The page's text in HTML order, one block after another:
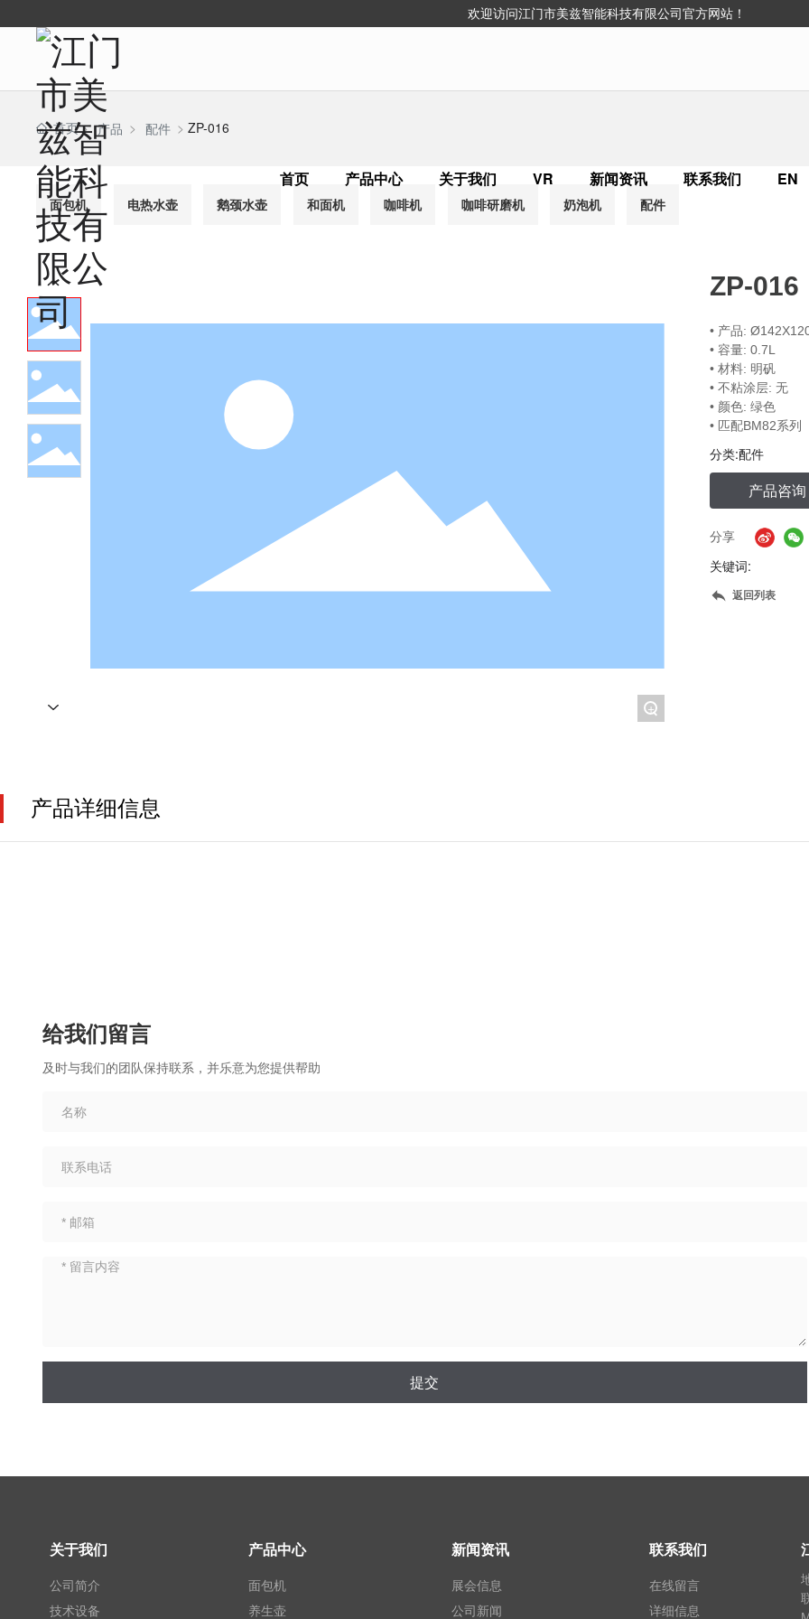
欢迎访问江门市美兹智能科技有限公司官方网站！
首页 产品中心 关于我们 VR 新闻资讯 联系我们 EN
首页 产品 配件 ZP-016
面包机 电热水壶 鹅颈水壶 和面机 咖啡机 咖啡研磨机 奶泡机 配件
+
ZP-016
• 产品:
• 容量: 0.7L
• 材料: 明矾
• 不粘涂层: 无
• 颜色: 绿色
分类:配件
产品咨询
分享
关键词:
返回列表
产品详细信息
给我们留言
及时与我们的团队保持联系，并乐意为您提供帮助
提交
关于我们
公司简介
技术设备
产品中心
面包机
养生壶
新闻资讯
展会信息
公司新闻
联系我们
在线留言
详细信息